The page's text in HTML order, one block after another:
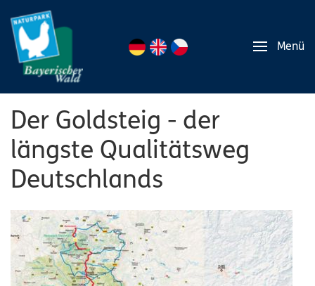
Menü
Der Goldsteig - der
längste Qualitätsweg
Deutschlands